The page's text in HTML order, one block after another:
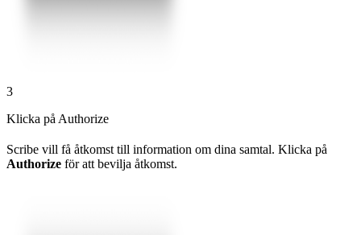
3
Klicka på Authorize
Scribe vill få åtkomst till information om dina samtal. Klicka på
Authorize för att bevilja åtkomst.